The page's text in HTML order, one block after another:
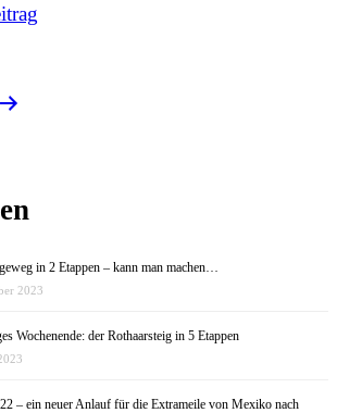
in 2 Etappen – kann man machen…
2023
Wochenende: der Rothaarsteig in 5 Etappen
– ein neuer Anlauf für die Extrameile von Mexiko nach